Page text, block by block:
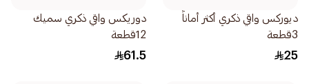
ديوركس واقي ذكري أكثر أماناً
3قطعة
25
دوريكس واقي ذكري سميك
12قطعة
61.5